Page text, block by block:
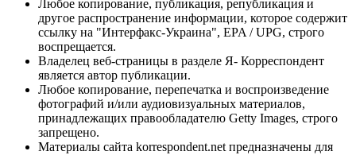
Любое копирование, публикация, републикация и
другое распространение информации, которое содержит
ссылку на "Интерфакс-Украина", EPA / UPG, строго
воспрещается.
Владелец веб-страницы в разделе Я- Корреспондент
является автор публикации.
Любое копирование, перепечатка и воспроизведение
фотографий и/или аудиовизуальных материалов,
принадлежащих правообладателю Getty Images, строго
запрещено.
Материалы сайта korrespondent.net предназначены для